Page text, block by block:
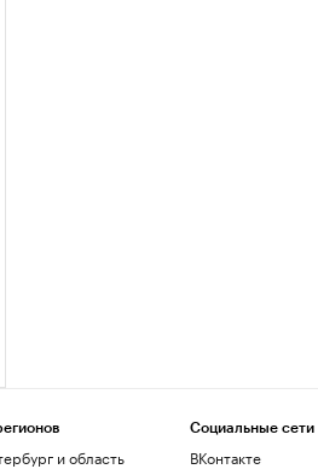
и область
Социальные сети
ВКонтакте